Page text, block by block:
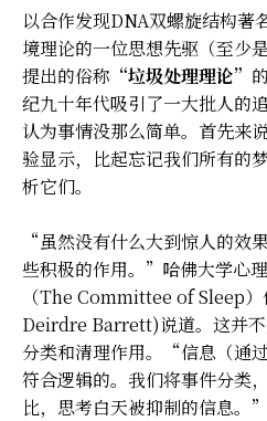
以合作发现DNA双螺旋结构著
境理论的一位思想先驱（至少
提出的俗称 “垃圾处理理论”
纪九十年代吸引了一大批人的
认为事情没那么简单。首先来
验显示，比起忘记我们所有的
析它们。
“虽然没有什么大到惊人的效
些积极的作用。”哈佛大学心
（The Committee of Sleep
Deirdre Barrett)说道。这并
分类和清理作用。“信息（通
符合逻辑的。我们将事件分类
比，思考白天被抑制的信息。”